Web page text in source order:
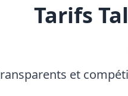
Tarifs
et